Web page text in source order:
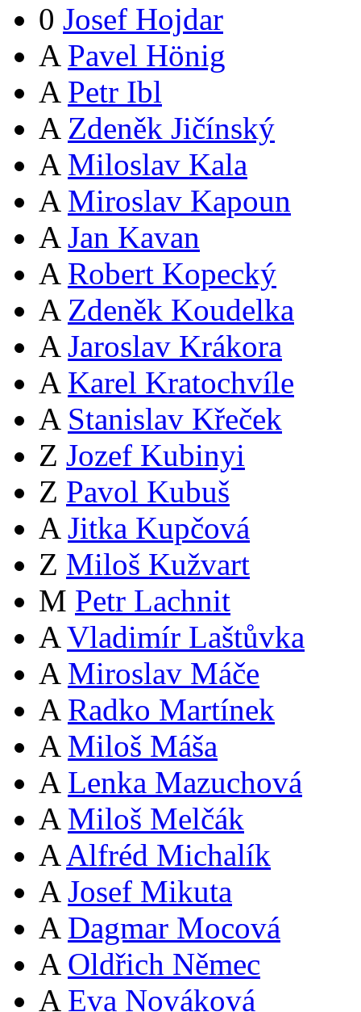
0 Josef Hojdar
A Pavel Hönig
A Petr Ibl
A Zdeněk Jičínský
A Miloslav Kala
A Miroslav Kapoun
A Jan Kavan
A Robert Kopecký
A Zdeněk Koudelka
A Jaroslav Krákora
A Karel Kratochvíle
A Stanislav Křeček
Z Jozef Kubinyi
Z Pavol Kubuš
A Jitka Kupčová
Z Miloš Kužvart
M Petr Lachnit
A Vladimír Laštůvka
A Miroslav Máče
A Radko Martínek
A Miloš Máša
A Lenka Mazuchová
A Miloš Melčák
A Alfréd Michalík
A Josef Mikuta
A Dagmar Mocová
A Oldřich Němec
A Eva Nováková